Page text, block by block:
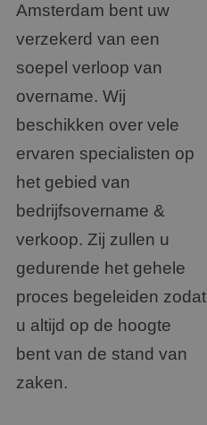
Amsterdam bent uw
verzekerd van een
soepel verloop van
overname. Wij
beschikken over vele
ervaren specialisten op
het gebied van
bedrijfsovername &
verkoop. Zij zullen u
gedurende het gehele
proces begeleiden zodat
u altijd op de hoogte
bent van de stand van
zaken.